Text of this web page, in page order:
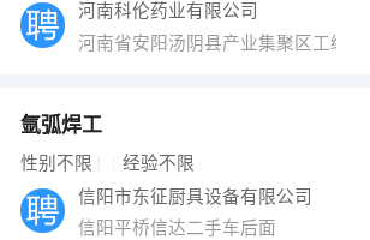
河南科伦药业有限公司
河南省安阳汤阴县产业集聚区工纵三
氩弧焊工
性别不限 经验不限
信阳市东征厨具设备有限公司
信阳平桥信达二手车后面